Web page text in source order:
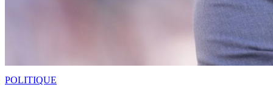
POLITIQUE